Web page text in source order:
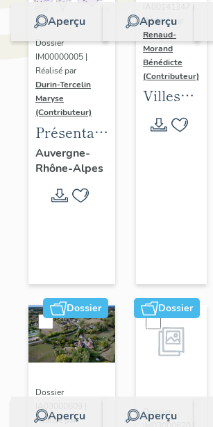
Aperçu
Dossier
IM00000005 |
Réalisé par
Durin-Tercelin
Maryse
(Contributeur)
Présentation
de
l’opération
tissus et
ornements
Auvergne-
Rhône-Alpes
Aperçu
IA00141347 |
Réalisé par
Renaud-
Morand
Bénédicte
(Contributeur)
Villes
en
Auvergne
Dossier
Aperçu
Dossier
Réalisé par
Dossier
Aperçu
Dossier